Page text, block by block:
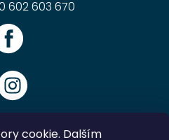
cookie. Dalším
602 603 670